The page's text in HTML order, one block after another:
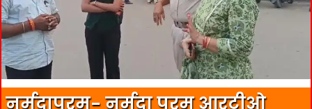
नर्मदापुरम- नर्मदा पुरम आरटीओ